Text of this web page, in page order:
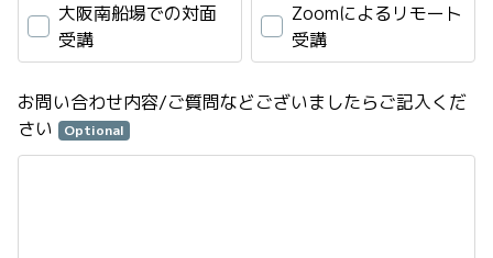
大阪南船場での対面
受講
Zoomによるリモート
受講
お問い合わせ内容/ご質問などございましたらご記入くだ
さい
Optional